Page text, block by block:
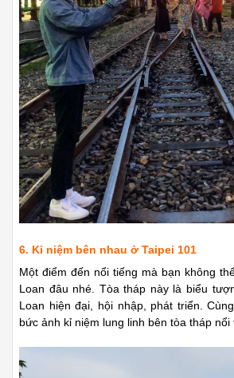
6. Kỉ niệm bên nhau ở Taipei 101
Một điểm đến nổi tiếng mà bạn không
Loan đâu nhé. Tòa tháp này là biểu
Loan hiện đại, hội nhập, phát triển.
bức ảnh kỉ niệm lung linh bên tòa tháp nổi